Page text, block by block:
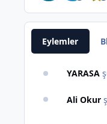
Eylemler
YARASA
Ali Okur